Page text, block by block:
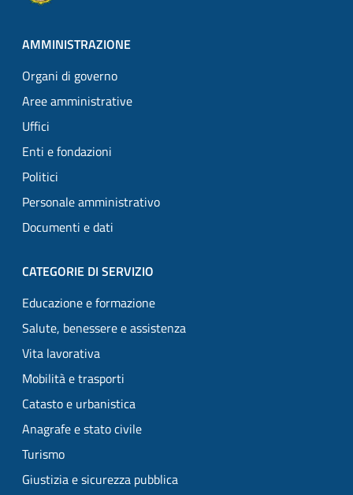
AMMINISTRAZIONE
Organi di governo
Aree amministrative
Uffici
Enti e fondazioni
Politici
Personale amministrativo
Documenti e dati
CATEGORIE DI SERVIZIO
Educazione e formazione
Salute, benessere e assistenza
Vita lavorativa
Mobilità e trasporti
Catasto e urbanistica
Anagrafe e stato civile
Turismo
Giustizia e sicurezza pubblica